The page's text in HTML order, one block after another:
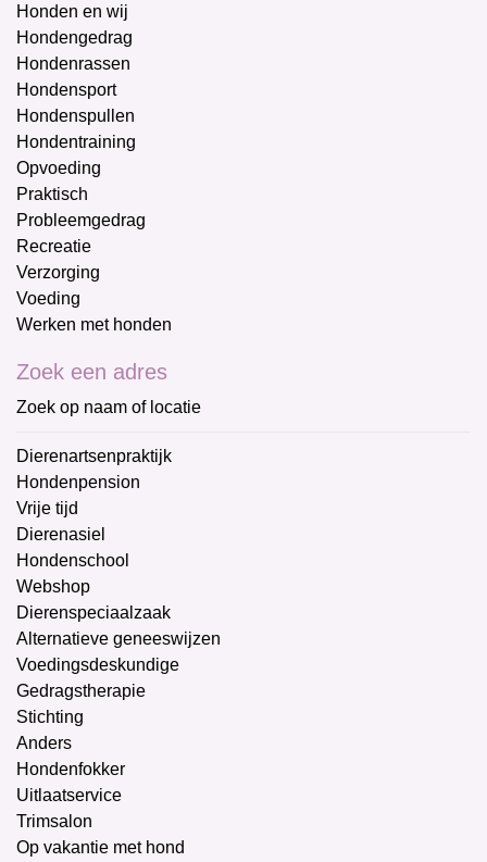
Honden en wij
Hondengedrag
Hondenrassen
Hondensport
Hondenspullen
Hondentraining
Opvoeding
Praktisch
Probleemgedrag
Recreatie
Verzorging
Voeding
Werken met honden
Zoek een adres
Zoek op naam of locatie
Dierenartsenpraktijk
Hondenpension
Vrije tijd
Dierenasiel
Hondenschool
Webshop
Dierenspeciaalzaak
Alternatieve geneeswijzen
Voedingsdeskundige
Gedragstherapie
Stichting
Anders
Hondenfokker
Uitlaatservice
Trimsalon
Op vakantie met hond